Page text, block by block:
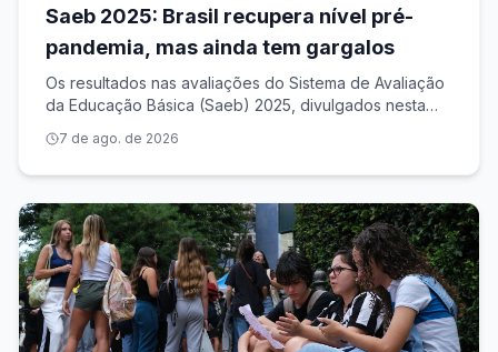
Saeb 2025: Brasil recupera nível pré-
pandemia, mas ainda tem gargalos
Os resultados nas avaliações do Sistema de Avaliação
da Educação Básica (Saeb) 2025, divulgados nesta
Brasília, mostram que, apesar da consistente melhora
dos indicadores de proficiênci
7 de ago. de 2026